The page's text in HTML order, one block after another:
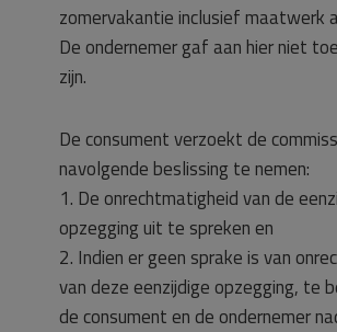
zomervakantie inclusief maatwerk
De ondernemer gaf aan hier niet
zijn.
De consument verzoekt de
navolgende beslissing te nemen:
1. De onrechtmatigheid van de
opzegging uit te spreken en
2. Indien er geen sprake is van
van deze eenzijdige opzegging, te
de consument en de ondernemer